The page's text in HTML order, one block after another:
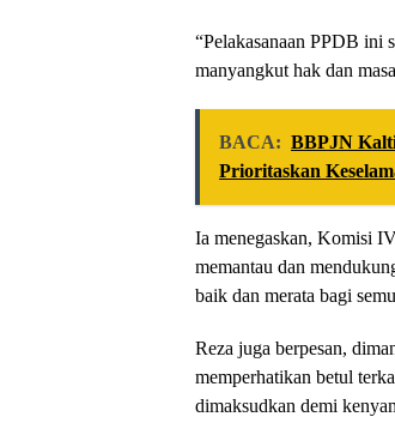
“Pelakasanaan PPDB ini
manyangkut hak dan
BACA: BBPJN
Prioritaskan
Ia menegaskan, Komisi
memantau dan
baik dan merata bagi
Reza juga berpesan,
memperhatikan betul
dimaksudkan demi